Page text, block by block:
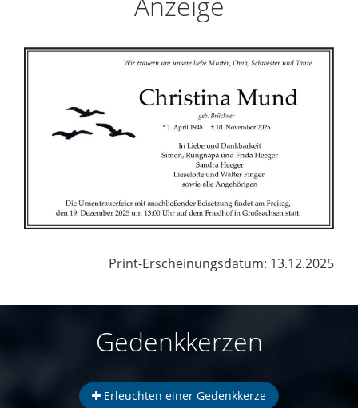
Print-Erscheinungsdatum: 13.12.2025
Gedenkkerzen
Erleuchten einer Gedenkkerze